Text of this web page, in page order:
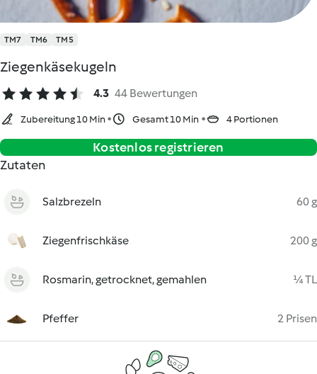
TM7 TM6 TM5
Ziegenkäsekugeln
4.3 44 Bewertungen
Zubereitung 10 Min Gesamt 10 Min 4 Portionen
Kostenlos registrieren
Zutaten
Salzbrezeln 60 g
Ziegenfrischkäse 200 g
Rosmarin, getrocknet, gemahlen ¼ TL
Pfeffer 2 Prisen